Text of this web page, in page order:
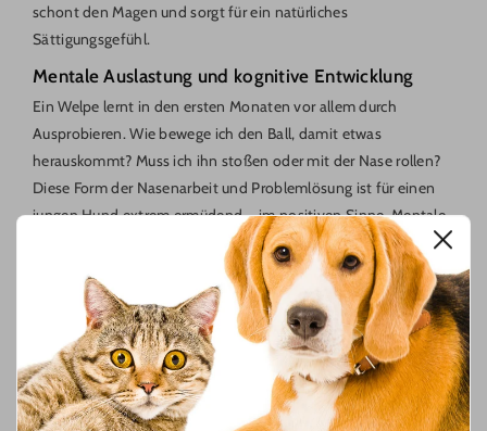
schont den Magen und sorgt für ein natürliches
Sättigungsgefühl.
Mentale Auslastung und kognitive Entwicklung
Ein Welpe lernt in den ersten Monaten vor allem durch
Ausprobieren. Wie bewege ich den Ball, damit etwas
herauskommt? Muss ich ihn stoßen oder mit der Nase rollen?
Diese Form der Nasenarbeit und Problemlösung ist für einen
jungen Hund extrem ermüdend – im positiven Sinne. Mentale
Arbeit ist oft effektiver als körperliche Auslastung, um einen
Unterstützung beim Zahnwechsel
Zwischen dem vierten und siebten Monat verlieren Welpen ihre
Milchzähne. Das Zahnfleisch juckt und schmerzt oft. Ein gut
strukturierter Ball aus festem Gummi massiert beim Kauen und
Rollen das Zahnfleisch. Es ist ein willkommenes Ventil für das